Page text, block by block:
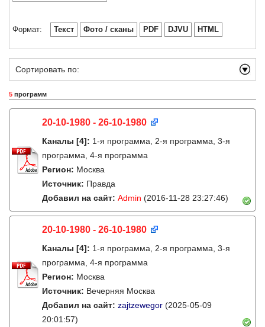
Формат: Текст Фото / сканы PDF DJVU HTML
Сортировать по:
5 программ
20-10-1980 - 26-10-1980
Каналы [4]: 1-я программа, 2-я программа, 3-я
программа, 4-я программа
Регион: Москва
Источник: Правда
Добавил на сайт: Admin (2016-11-28 23:27:46)
20-10-1980 - 26-10-1980
Каналы [4]: 1-я программа, 2-я программа, 3-я
программа, 4-я программа
Регион: Москва
Источник: Вечерняя Москва
Добавил на сайт: zajtzewegor (2025-05-09
20:01:57)